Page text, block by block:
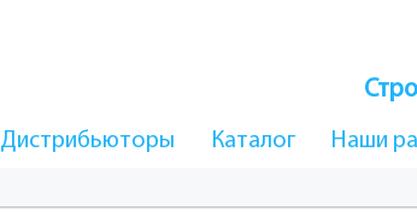
Дистрибьюторы Каталог Наши